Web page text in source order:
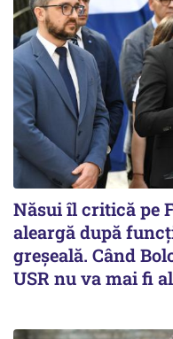
Năsui îl critică pe
aleargă după
greșeală. Când
USR nu va mai fi